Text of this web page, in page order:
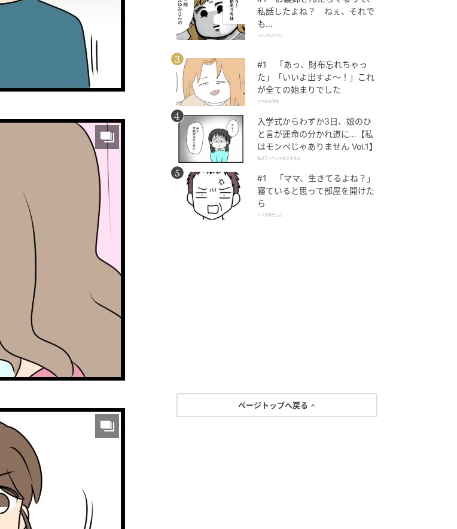
私話したよね？ ねぇ、それで
も…
ぜんぶ私のせい
#1 「あっ、財布忘れちゃっ
た」「いいよ出すよ〜！」これ
が全ての始まりでした
ママ友の財布
入学式からわずか3日、娘のひ
と言が運命の分かれ道に…【私
はモンペじゃありません Vol.1】
私はモンペじゃありません
#1 「ママ、生きてるよね？」
寝ていると思って部屋を開けた
ら
ママが家出した
ページトップへ戻る